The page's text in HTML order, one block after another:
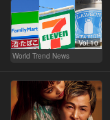
Vol.10
World Trend News